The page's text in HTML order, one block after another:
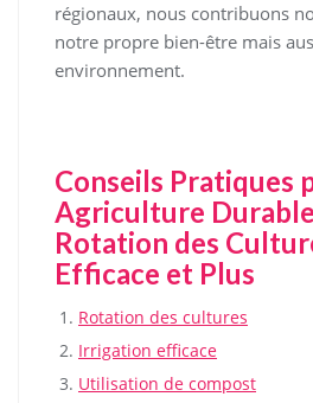
régionaux, nous contribuons
notre propre bien-être mais
environnement.
Conseils Pratiques
Agriculture Durable
Rotation des
Efficace et Plus
Rotation des cultures
Irrigation efficace
Utilisation de compost